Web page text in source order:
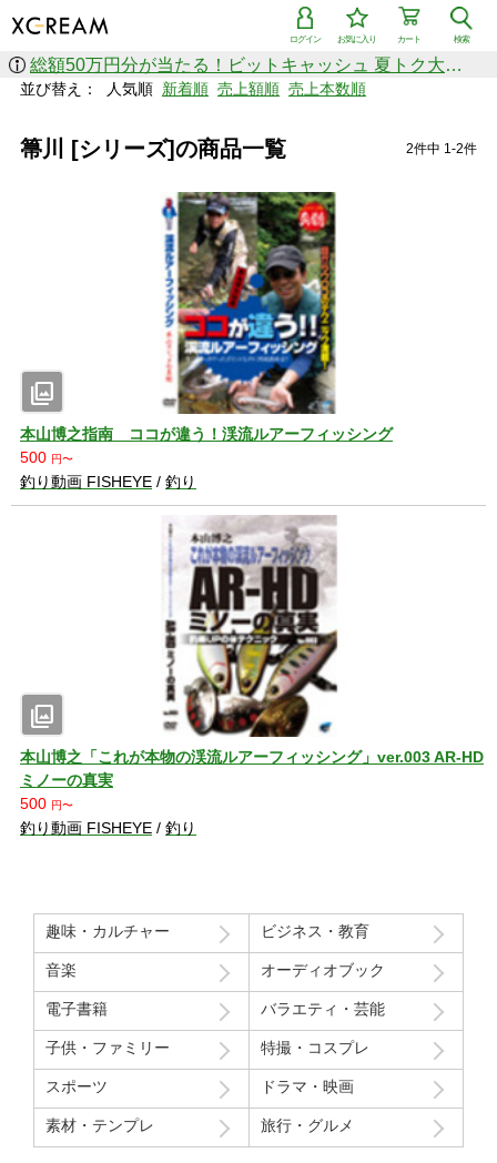
検索
カート
お気に入り
ログイン
総額50万円分が当たる！ビットキャッシュ 夏トク大感謝祭
並び替え： 人気順 新着順 売上額順 売上本数順
箒川 [シリーズ]の商品一覧 2件中 1-2件
photo_library
本山博之指南 ココが違う！渓流ルアーフィッシング
500 円〜
釣り動画 FISHEYE / 釣り
photo_library
本山博之「これが本物の渓流ルアーフィッシング」ver.003 AR-HD
ミノーの真実
500 円〜
釣り動画 FISHEYE / 釣り
趣味・カルチャー ビジネス・教育
音楽 オーディオブック
電子書籍 バラエティ・芸能
子供・ファミリー 特撮・コスプレ
スポーツ ドラマ・映画
素材・テンプレ 旅行・グルメ